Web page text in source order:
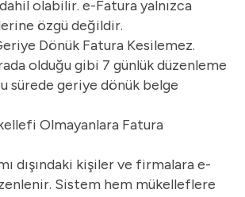
olabilir. e-Fatura yalnızca
özgü değildir.
Dönük Fatura Kesilemez.
olduğu gibi 7 günlük düzenleme
sürede geriye dönük belge
Olmayanlara Fatura
dışındaki kişiler ve firmalara e-
Sistem hem mükelleflere